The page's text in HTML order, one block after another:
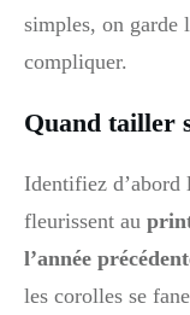
simples, on garde
compliquer.
Quand tailler
Identifiez d’abord
fleurissent au
l’année
les corolles se